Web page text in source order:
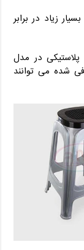
زیاد در برابر
پلاستیکی در مدل
شده می توانند